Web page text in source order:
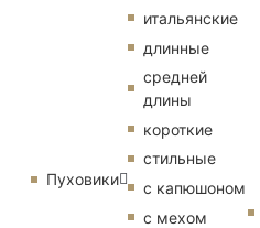
Пуховики
итальянские
длинные
средней
длины
короткие
стильные
с капюшоном
с мехом